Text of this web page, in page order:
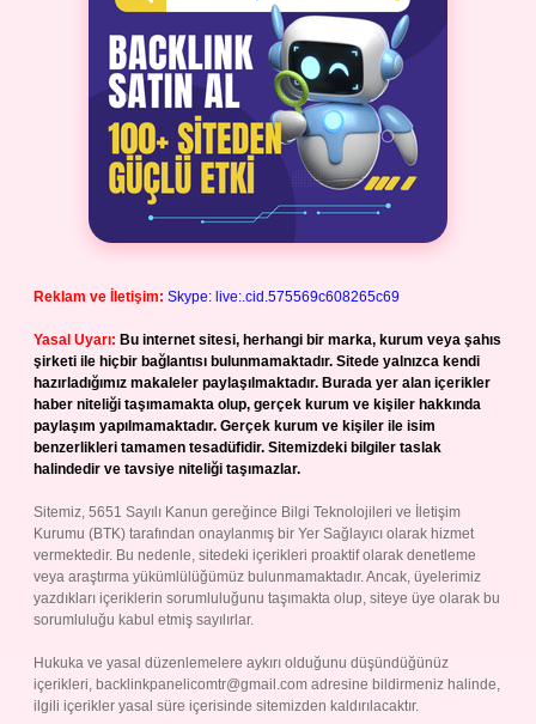
Reklam ve İletişim: Skype: live:.cid.575569c608265c69
Yasal Uyarı: Bu internet sitesi, herhangi bir marka, kurum veya şahıs
şirketi ile hiçbir bağlantısı bulunmamaktadır. Sitede yalnızca kendi
hazırladığımız makaleler paylaşılmaktadır. Burada yer alan içerikler
haber niteliği taşımamakta olup, gerçek kurum ve kişiler hakkında
paylaşım yapılmamaktadır. Gerçek kurum ve kişiler ile isim
benzerlikleri tamamen tesadüfidir. Sitemizdeki bilgiler taslak
halindedir ve tavsiye niteliği taşımazlar.
Sitemiz, 5651 Sayılı Kanun gereğince Bilgi Teknolojileri ve İletişim
Kurumu (BTK) tarafından onaylanmış bir Yer Sağlayıcı olarak hizmet
vermektedir. Bu nedenle, sitedeki içerikleri proaktif olarak denetleme
veya araştırma yükümlülüğümüz bulunmamaktadır. Ancak, üyelerimiz
yazdıkları içeriklerin sorumluluğunu taşımakta olup, siteye üye olarak bu
sorumluluğu kabul etmiş sayılırlar.
Hukuka ve yasal düzenlemelere aykırı olduğunu düşündüğünüz
içerikleri, backlinkpanelicomtr@gmail.com adresine bildirmeniz halinde,
ilgili içerikler yasal süre içerisinde sitemizden kaldırılacaktır.